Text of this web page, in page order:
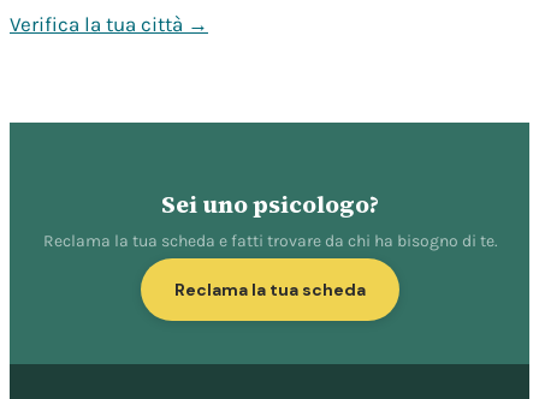
Verifica la tua città →
Sei uno psicologo?
Reclama la tua scheda e fatti trovare da chi ha bisogno di te.
Reclama la tua scheda